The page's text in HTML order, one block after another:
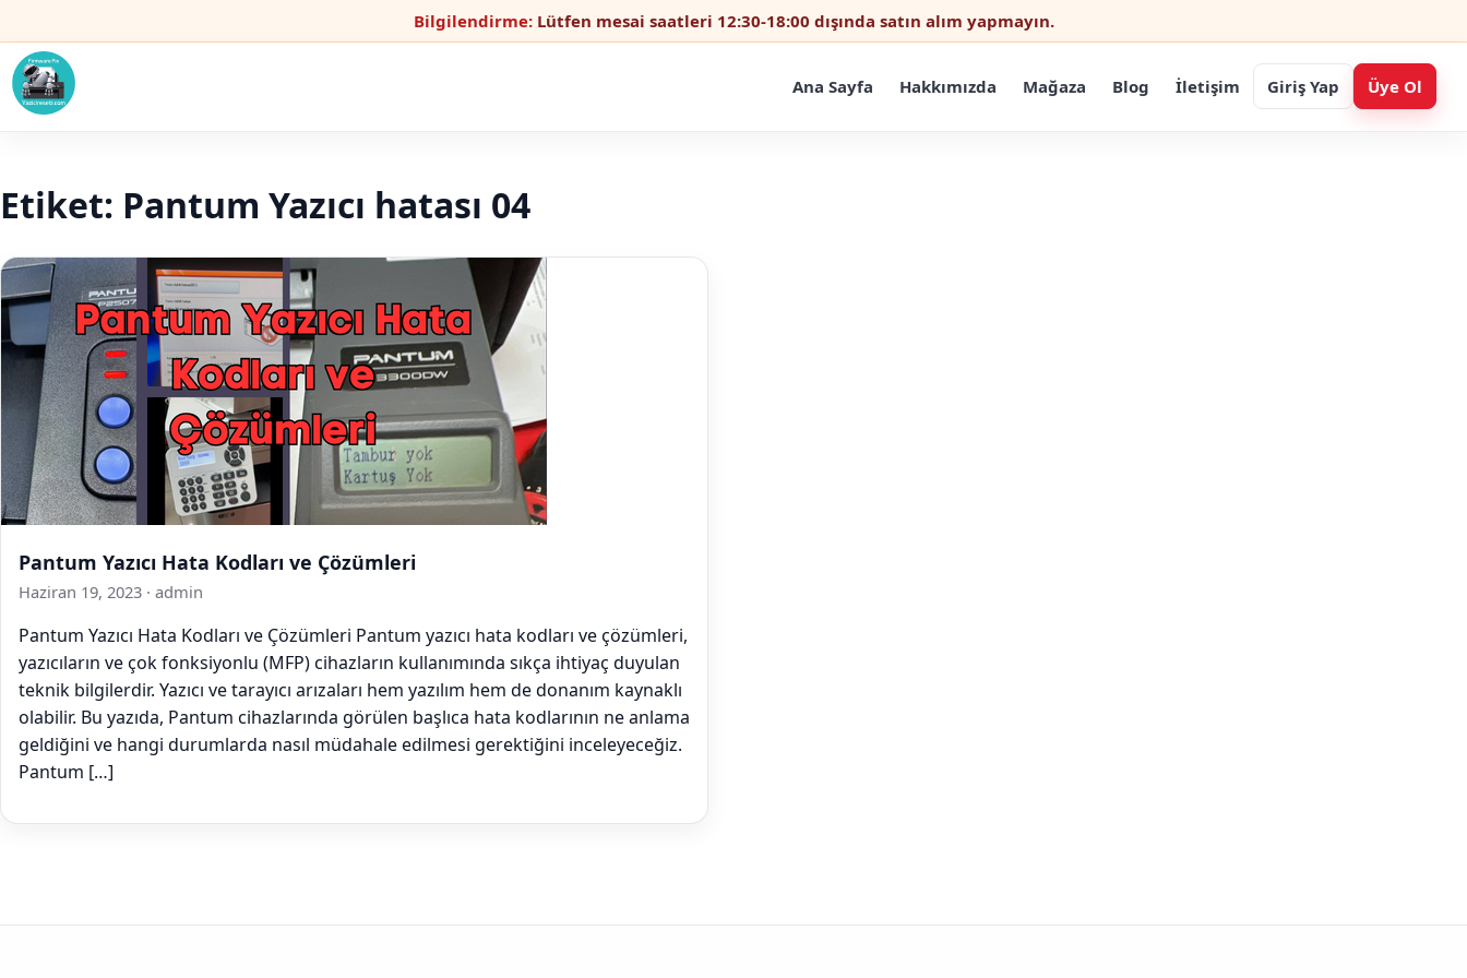
Bilgilendirme:Lütfen mesai saatleri 12:30-18:00 dışında satın alım yapmayın.
Ana Sayfa Hakkımızda Mağaza Blog İletişim Giriş Yap Üye Ol
Etiket: Pantum Yazıcı hatası 04
Pantum Yazıcı Hata Kodları ve Çözümleri
Haziran 19, 2023 · admin
Pantum Yazıcı Hata Kodları ve Çözümleri Pantum yazıcı hata kodları ve çözümleri,
yazıcıların ve çok fonksiyonlu (MFP) cihazların kullanımında sıkça ihtiyaç duyulan
teknik bilgilerdir. Yazıcı ve tarayıcı arızaları hem yazılım hem de donanım kaynaklı
olabilir. Bu yazıda, Pantum cihazlarında görülen başlıca hata kodlarının ne anlama
geldiğini ve hangi durumlarda nasıl müdahale edilmesi gerektiğini inceleyeceğiz.
Pantum […]